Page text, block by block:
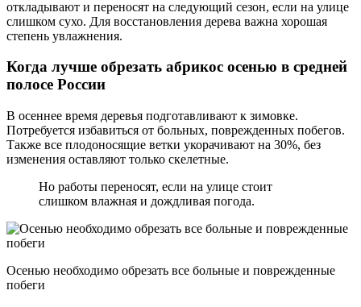
откладывают и переносят на следующий сезон, если на улице
слишком сухо. Для восстановления дерева важна хорошая
степень увлажнения.
Когда лучше обрезать абрикос осенью в средней
полосе России
В осеннее время деревья подготавливают к зимовке.
Потребуется избавиться от больных, поврежденных побегов.
Также все плодоносящие ветки укорачивают на 30%, без
изменения оставляют только скелетные.
Но работы переносят, если на улице стоит
слишком влажная и дождливая погода.
Осенью необходимо обрезать все больные и поврежденные
побеги